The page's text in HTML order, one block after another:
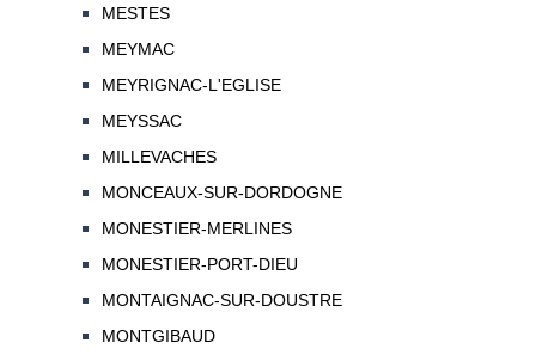
MESTES
MEYMAC
MEYRIGNAC-L'EGLISE
MEYSSAC
MILLEVACHES
MONCEAUX-SUR-DORDOGNE
MONESTIER-MERLINES
MONESTIER-PORT-DIEU
MONTAIGNAC-SUR-DOUSTRE
MONTGIBAUD